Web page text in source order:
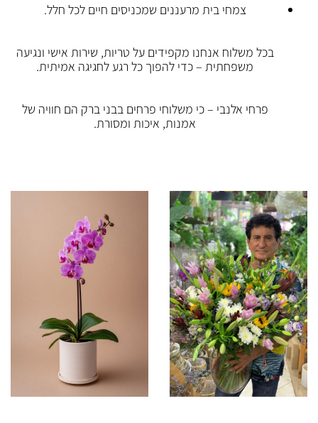
צמחי בית מרעננים שמכניסים חיים לכל חלל.
בכל משלוח אנחנו מקפידים על טריות, שירות אישי ונגיעה
משפחתית – כדי להפוך כל רגע לחגיגה אמיתית.
פרחי אלנבי – כי משלוחי פרחים בבני ברק הם חוויה של
אמנות, איכות ומסורת.